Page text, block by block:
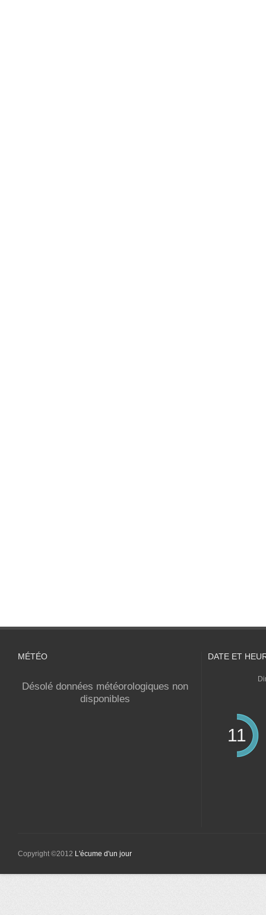
MÉTÉO
Désolé données météorologiques non
disponibles
DATE ET
11
Copyright ©2012 L'écume d'un jour